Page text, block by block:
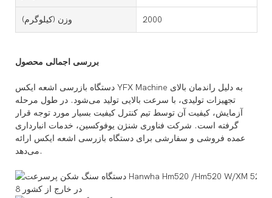
وزن (کیلوگرم) 2000
بررسی اجمالی محصول
دستگاه بازرسی اشعه ایکس YFX Machine به دلیل راندمان بالای
تجهیزات تولیدی، با سرعت بالایی تولید می‌شود. در طول مرحله
آزمایش، کیفیت آن توسط تیم کنترل کیفیت بسیار مورد توجه قرار
گرفته است. شرکت فناوری شنژن یوفوکسین، خدمات انبارداری
عمده فروشی و سفارشی برای دستگاه بازرسی اشعه ایکس ارائه
می‌دهد.